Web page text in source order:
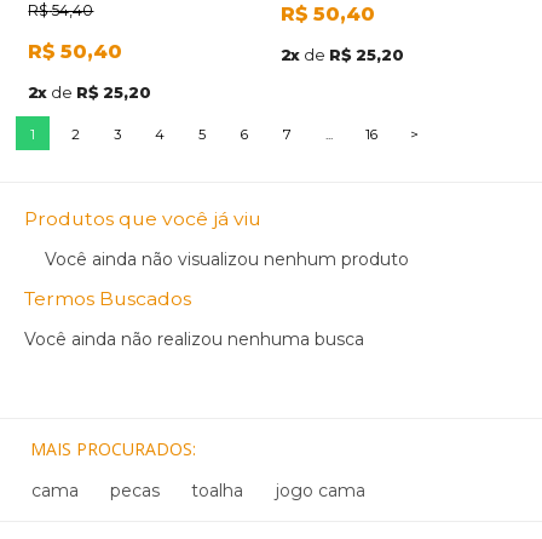
R$ 54,40
R$ 50,40
2x de R$ 25,20
R$ 50,40
2x de R$ 25,20
1 2 3 4 5 6 7 16 >
Produtos que você já viu
Você ainda não visualizou nenhum produto
Termos Buscados
Você ainda não realizou nenhuma busca
MAIS PROCURADOS
cama pecas toalha jogo cama